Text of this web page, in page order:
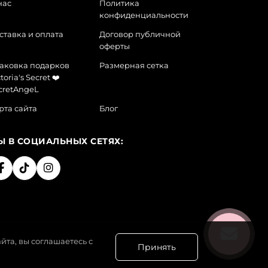
Политика
конфиденциальности
и оплата
Договор публичной
оферты
подарков
Secret ❤️
Размерная сетка
сайта Блог
В СОЦИАЛЬНЫХ СЕТЯХ:
вы соглашаетесь с
Принять